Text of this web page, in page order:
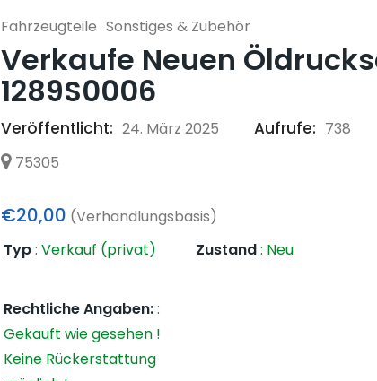
Fahrzeugteile Sonstiges & Zubehör
Verkaufe Neuen
1289S0006
Veröffentlicht: 24. März 2025 Aufrufe: 738
75305
€20,00 (Verhandlungsbasis)
Typ: Verkauf (privat) Zustand: Neu
Rechtliche Angaben::
Gekauft wie gesehen !
Keine Rückerstattung